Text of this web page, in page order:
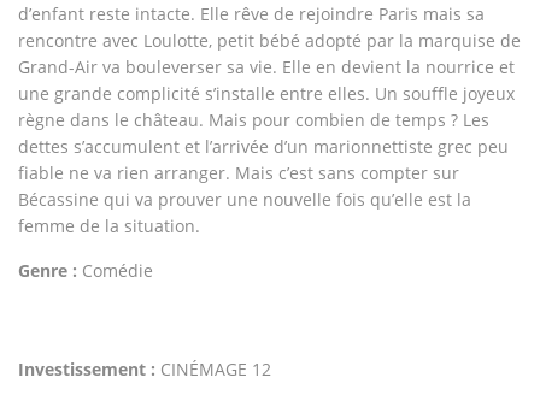
d’enfant reste intacte. Elle rêve de rejoindre Paris mais sa
rencontre avec Loulotte, petit bébé adopté par la marquise de
Grand-Air va bouleverser sa vie. Elle en devient la nourrice et
une grande complicité s’installe entre elles. Un souffle joyeux
règne dans le château. Mais pour combien de temps ? Les
dettes s’accumulent et l’arrivée d’un marionnettiste grec peu
fiable ne va rien arranger. Mais c’est sans compter sur
Bécassine qui va prouver une nouvelle fois qu’elle est la
femme de la situation.
Genre : Comédie
Investissement : CINÉMAGE 12